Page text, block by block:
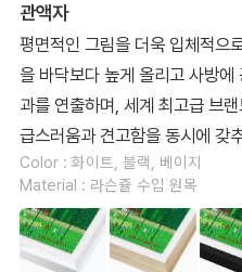
관액자
평면적인 그림을 더욱 입체적으
을 바닥보다 높게 올리고 사방
과를 연출하며, 세계 최고급 브
급스러움과 견고함을 동시에 갖
Color : 화이트, 블랙, 베이지
Material : 라슨쥴 수입 원목